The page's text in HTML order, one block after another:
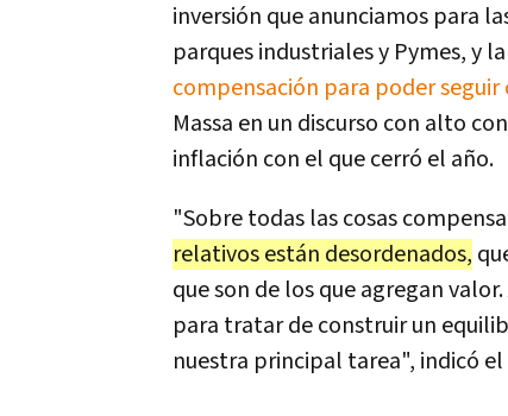
inversión que anunciamos para
parques industriales y Pymes, y
compensación para poder
Massa en un discurso con alto
inflación con el que cerró el año.
"Sobre todas las cosas
relativos están desordenados,
que son de los que agregan
para tratar de construir un
nuestra principal tarea", indicó